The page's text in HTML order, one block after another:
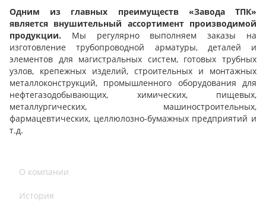
Одним из главных преимуществ «Завода ТПК»
является внушительный ассортимент производимой
продукции. Мы регулярно выполняем заказы на
изготовление трубопроводной арматуры, деталей и
элементов для магистральных систем, готовых трубных
узлов, крепежных изделий, строительных и монтажных
металлоконструкций, промышленного оборудования для
нефтегазодобывающих, химических, пищевых,
металлургических, машиностроительных,
фармацевтических, целлюлозно-бумажных предприятий и
т.д.
О компании
История